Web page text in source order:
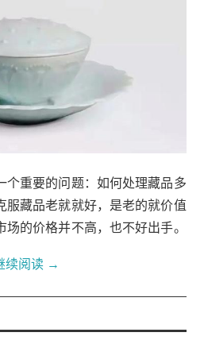
个重要的问题：如何处理藏品多
服藏品老就就好，是老的就价值
的价格并不高，也不好出手。
，没有节制，更不...
续阅读 →